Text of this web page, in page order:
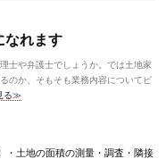
なれます
士や弁護士でしょうか。では土地家
のか、そもそも業務内容についてピ
る≫
・土地の面積の測量・調査・隣接